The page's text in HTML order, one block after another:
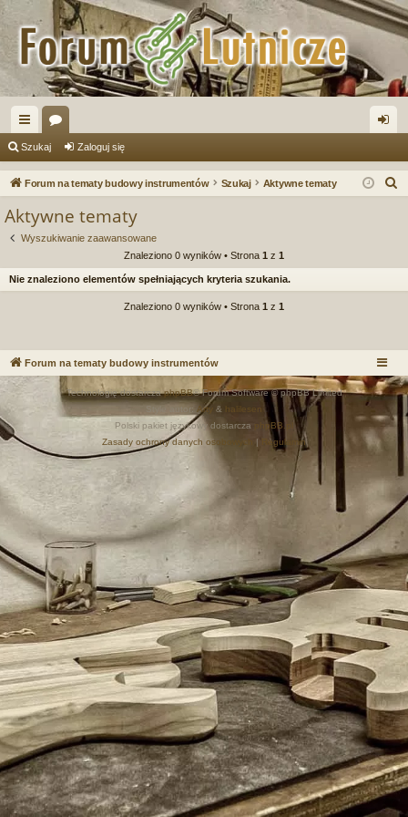
ię
ce
or
a og
Szukaj Zaloguj się
Forum na tematy budowy instrumentów Szukaj Aktywne tematy
Aktywne tematy
Wyszukiwanie zaawansowane
Znaleziono 0 wyników • Strona 1 z 1
Nie znaleziono elementów spełniających kryteria szukania.
Znaleziono 0 wyników • Strona 1 z 1
Forum na tematy budowy instrumentów
Technologię dostarczaphpBB® Forum Software © phpBB Limited
Style autor: Arty & halilesen
Polski pakiet językowy dostarcza
phpBB.pl
Zasady ochrony danych osobowych
Regulamin